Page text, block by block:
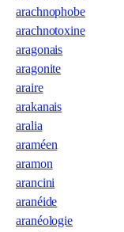
arachnophobe
arachnotoxine
aragonais
aragonite
araire
arakanais
aralia
araméen
aramon
arancini
aranéide
aranéologie